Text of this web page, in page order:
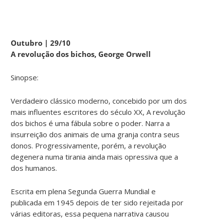
Outubro | 29/10
A revolução dos bichos, George Orwell
Sinopse:
Verdadeiro clássico moderno, concebido por um dos
mais influentes escritores do século XX,A revolução
dos bichos é uma fábula sobre o poder. Narra a
insurreição dos animais de uma granja contra seus
donos. Progressivamente, porém, a revolução
degenera numa tirania ainda mais opressiva que a
dos humanos.
Escrita em plena Segunda Guerra Mundial e
publicada em 1945 depois de ter sido rejeitada por
várias editoras, essa pequena narrativa causou